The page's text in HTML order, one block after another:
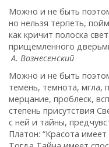
Можно и не быть
но нельзя терпеть,
как кричит полоска
прищемленного
А. Вознесенский
Можно и не быть
темень, темнота, мгла,
мерцание, проблеск,
степень присутствия
с ней и тайны,
Платон: “Красота